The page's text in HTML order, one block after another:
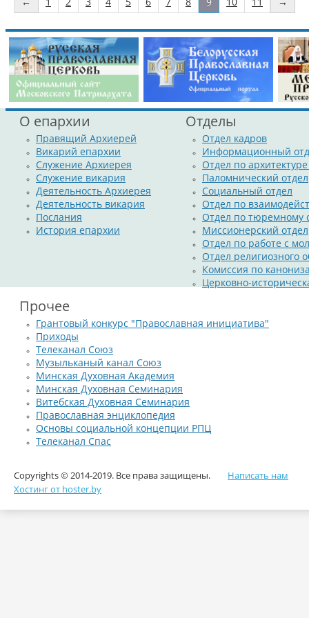
Пресс-служба Никольского монастыря
О епархии
Правящий Архиерей
Викарий епархии
Служение Архиерея
Служение викария
Деятельность Архиерея
Деятельность викария
Послания
История епархии
Отделы
Отдел кадров
Информационный
Отдел по
Паломнический отдел
Социальный отдел
Отдел по
Отдел по тюремному
Миссионерский отдел
Отдел по работе с
Отдел религиозного
Комиссия по
Церковно-
Прочее
Грантовый конкурс "Православная инициатива"
Приходы
Телеканал Союз
Музыльканый канал Союз
Минская Духовная Академия
Минская Духовная Семинария
Витебская Духовная Семинария
Православная энциклопедия
Основы социальной концепции РПЦ
Телеканал Спас
Copyrights © 2014-2019. Все права защищены.
Хостинг от hoster.by
Написать нам